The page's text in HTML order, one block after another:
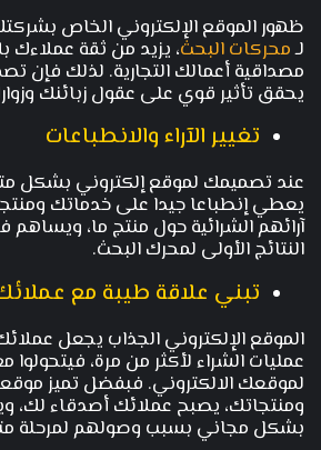
ظهور الموقع الإلكتروني الخاص
لـمحركات البحث، يزيد من ثقة عملاءك
مصداقية أعمالك التجارية. لذلك فإن
يحقق تأثير قوي على عقول زبائنك
تغيير الآراء والانطباعات
عند تصميمك لموقع إلكتروني بشكل
يعطي إنطباعا جيدا على خدماتك
آرائهم الشرائية حول منتج ما،
النتائج الأولى لمحرك البحث.
تبني علاقة طيبة مع
الموقع الإلكتروني الجذاب يجعل
عمليات الشراء لأكثر من مرة، فيتحولوا
لموقعك الالكتروني. فبفضل تميز
ومنتجاتك، يصبح عملائك أصدقاء
بشكل مجاني بسبب وصولهم لمرحلة